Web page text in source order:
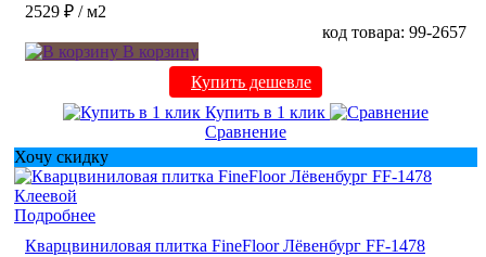
2529 ₽ / м2
код товара: 99-2657
В корзину
Купить дешевле
Купить в 1 клик
Сравнение
Хочу скидку
Подробнее
Кварцвиниловая плитка FineFloor Лёвенбург FF-1478